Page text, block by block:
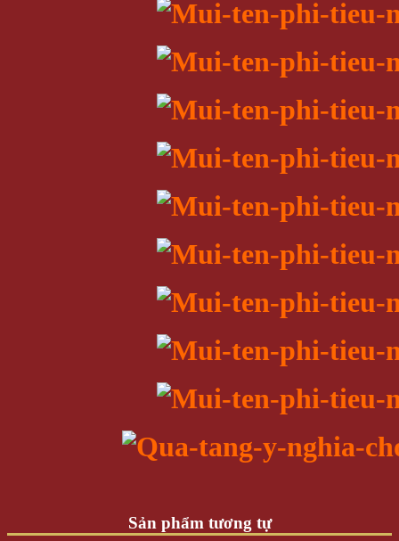
Sản phẩm tương tự